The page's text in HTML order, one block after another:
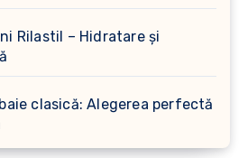
Rilastil – Hidratare și
clasică: Alegerea perfectă